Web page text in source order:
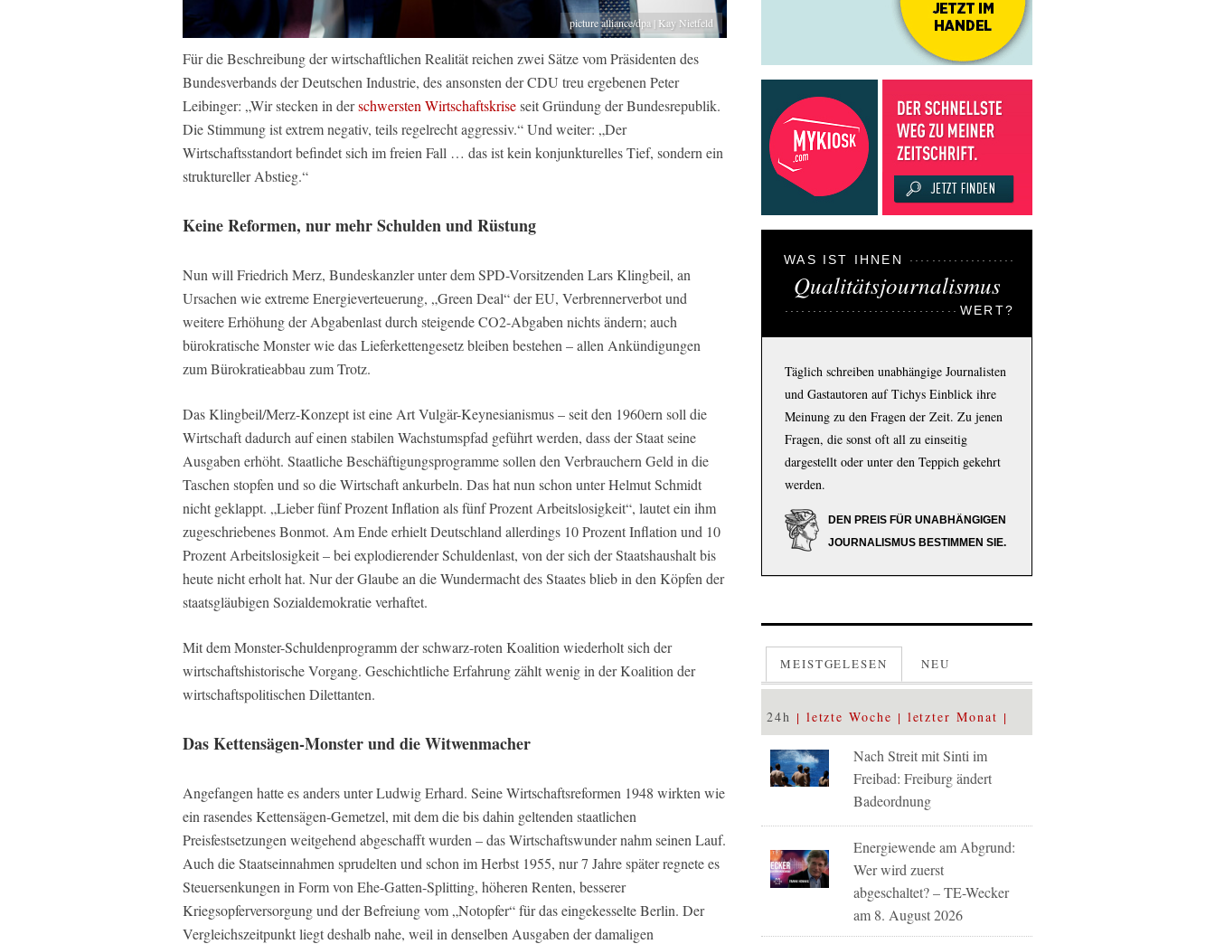
picture alliance/dpa | Kay Nietfeld
Für die Beschreibung der wirtschaftlichen Realität reichen zwei Sätze vom Präsidenten des
Bundesverbands der Deutschen Industrie, des ansonsten der CDU treu ergebenen Peter
Leibinger: „Wir stecken in derschwersten Wirtschaftskriseseit Gründung der Bundesrepublik.
Die Stimmung ist extrem negativ, teils regelrecht aggressiv.“ Und weiter: „Der
Wirtschaftsstandort befindet sich im freien Fall … das ist kein konjunkturelles Tief, sondern ein
struktureller Abstieg.“
Keine Reformen, nur mehr Schulden und Rüstung
Nun will Friedrich Merz, Bundeskanzler unter dem SPD-Vorsitzenden Lars Klingbeil, an
Ursachen wie extreme Energieverteuerung, „Green Deal“ der EU, Verbrennerverbot und
weitere Erhöhung der Abgabenlast durch steigende CO2-Abgaben nichts ändern; auch
bürokratische Monster wie das Lieferkettengesetz bleiben bestehen – allen Ankündigungen
zum Bürokratieabbau zum Trotz.
Das Klingbeil/Merz-Konzept ist eine Art Vulgär-Keynesianismus – seit den 1960ern soll die
Wirtschaft dadurch auf einen stabilen Wachstumspfad geführt werden, dass der Staat seine
Ausgaben erhöht. Staatliche Beschäftigungsprogramme sollen den Verbrauchern Geld in die
Taschen stopfen und so die Wirtschaft ankurbeln. Das hat nun schon unter Helmut Schmidt
nicht geklappt. „Lieber fünf Prozent Inflation als fünf Prozent Arbeitslosigkeit“, lautet ein ihm
zugeschriebenes Bonmot. Am Ende erhielt Deutschland allerdings 10 Prozent Inflation und 10
Prozent Arbeitslosigkeit – bei explodierender Schuldenlast, von der sich der Staatshaushalt bis
heute nicht erholt hat. Nur der Glaube an die Wundermacht des Staates blieb in den Köpfen der
staatsgläubigen Sozialdemokratie verhaftet.
Mit dem Monster-Schuldenprogramm der schwarz-roten Koalition wiederholt sich der
wirtschaftshistorische Vorgang. Geschichtliche Erfahrung zählt wenig in der Koalition der
wirtschaftspolitischen Dilettanten.
Das Kettensägen-Monster und die Witwenmacher
Angefangen hatte es anders unter Ludwig Erhard. Seine Wirtschaftsreformen 1948 wirkten wie
ein rasendes Kettensägen-Gemetzel, mit dem die bis dahin geltenden staatlichen
Preisfestsetzungen weitgehend abgeschafft wurden – das Wirtschaftswunder nahm seinen Lauf.
Auch die Staatseinnahmen sprudelten und schon im Herbst 1955, nur 7 Jahre später regnete es
Steuersenkungen in Form von Ehe-Gatten-Splitting, höheren Renten, besserer
Kriegsopferversorgung und der Befreiung vom „Notopfer“ für das eingekesselte Berlin. Der
Vergleichszeitpunkt liegt deshalb nahe, weil in denselben Ausgaben der damaligen
WAS IST IHNEN
Qualitätsjournalismus
WERT?
Täglich schreiben unabhängige Journalisten
und Gastautoren auf Tichys Einblick ihre
Meinung zu den Fragen der Zeit. Zu jenen
Fragen, die sonst oft all zu einseitig
dargestellt oder unter den Teppich gekehrt
werden.
DEN PREIS FÜR UNABHÄNGIGEN
JOURNALISMUS BESTIMMEN SIE.
MEISTGELESEN NEU
24h letzte Woche letzter Monat
Nach Streit mit Sinti im
Freibad: Freiburg ändert
Badeordnung
Energiewende am Abgrund:
Wer wird zuerst
abgeschaltet? – TE-Wecker
am 8. August 2026